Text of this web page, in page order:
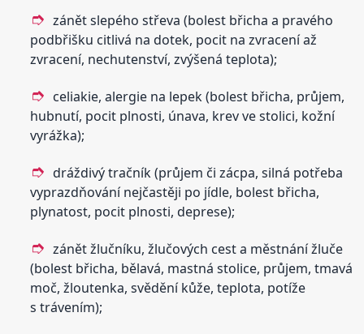
zánět slepého střeva (bolest břicha a pravého
podbřišku citlivá na dotek, pocit na zvracení až
zvracení, nechutenství, zvýšená teplota);
celiakie, alergie na lepek (bolest břicha, průjem,
hubnutí, pocit plnosti, únava, krev ve stolici, kožní
vyrážka);
dráždivý tračník (průjem či zácpa, silná potřeba
vyprazdňování nejčastěji po jídle, bolest břicha,
plynatost, pocit plnosti, deprese);
zánět žlučníku, žlučových cest a městnání žluče
(bolest břicha, bělavá, mastná stolice, průjem, tmavá
moč, žloutenka, svědění kůže, teplota, potíže
s trávením);